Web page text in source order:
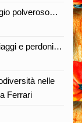
polveroso…
e perdoni…
nelle
Ferrari